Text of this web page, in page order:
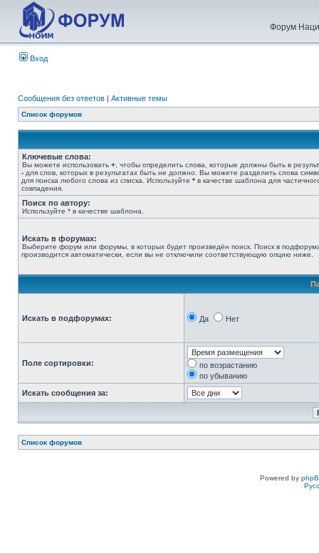
Форум
Вход
Сообщения без ответов | Активные темы
Список форумов
Ключевые слова:
Вы можете использовать + , чтобы определить слова, которые должны быть в
- для слов, которых в результатах быть не должно. Вы можете разделить слова
для поиска любого слова из списка. Используйте * в качестве шаблона для
совпадения.
Поиск по автору:
Используйте * в качестве шаблона.
Искать в форумах:
Выберите форум или форумы, в которых будет произведён поиск. Поиск в
производится автоматически, если вы не отключили соответствующую опцию ниже.
Искать в подфорумах: Да Нет
Поле сортировки:
по возрастанию
по убыванию
Искать сообщения за:
Список форумов
Powered by